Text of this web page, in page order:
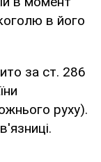
в його
за ст. 286
руху).